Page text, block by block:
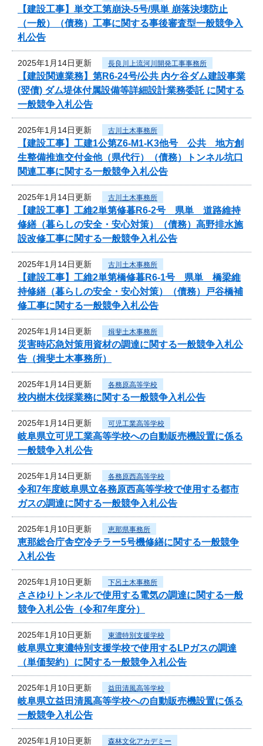
【建設工事】単交工第崩決-5号/県単 崩落決壊防止
（一般）（債務）工事に関する事後審査型一般競争入
札公告
2025年1月14日更新 長良川上流河川開発工事事務所
【建設関連業務】第R6-24号/公共 内ケ谷ダム建設事業
(翌債) ダム堤体付属設備等詳細設計業務委託 に関する
一般競争入札公告
2025年1月14日更新 古川土木事務所
【建設工事】工建1公第Z6-M1-K3他号 公共 地方創
生整備推進交付金他（県代行）（債務）トンネル坑口
関連工事に関する一般競争入札公告
2025年1月14日更新 古川土木事務所
【建設工事】工維2単第修暮R6-2号 県単 道路維持
修繕（暮らしの安全・安心対策）（債務）高野排水施
設改修工事に関する一般競争入札公告
2025年1月14日更新 古川土木事務所
【建設工事】工維2単第橋修暮R6-1号 県単 橋梁維
持修繕（暮らしの安全・安心対策）（債務）戸谷橋補
修工事に関する一般競争入札公告
2025年1月14日更新 揖斐土木事務所
災害時応急対策用資材の調達に関する一般競争入札公
告（揖斐土木事務所）
2025年1月14日更新 各務原高等学校
校内樹木伐採業務に関する一般競争入札公告
2025年1月14日更新 可児工業高等学校
岐阜県立可児工業高等学校への自動販売機設置に係る
一般競争入札公告
2025年1月14日更新 各務原西高等学校
令和7年度岐阜県立各務原西高等学校で使用する都市
ガスの調達に関する一般競争入札公告
2025年1月10日更新 恵那県事務所
恵那総合庁舎空冷チラー5号機修繕に関する一般競争
入札公告
2025年1月10日更新 下呂土木事務所
ささゆりトンネルで使用する電気の調達に関する一般
競争入札公告（令和7年度分）
2025年1月10日更新 東濃特別支援学校
岐阜県立東濃特別支援学校で使用するLPガスの調達
（単価契約）に関する一般競争入札公告
2025年1月10日更新 益田清風高等学校
岐阜県立益田清風高等学校への自動販売機設置に係る
一般競争入札公告
2025年1月10日更新 森林文化アカデミー